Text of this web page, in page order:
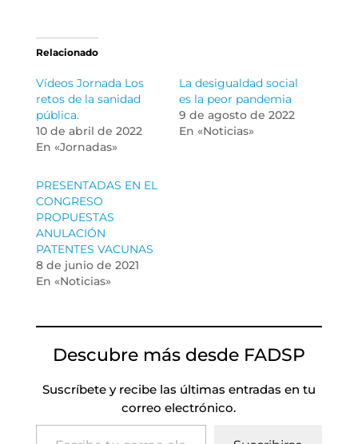
Relacionado
Vídeos Jornada Los
retos de la sanidad
pública.
10 de abril de 2022
En «Jornadas»
La desigualdad social
es la peor pandemia
9 de agosto de 2022
En «Noticias»
PRESENTADAS EN EL
CONGRESO
PROPUESTAS
ANULACIÓN
PATENTES VACUNAS
8 de junio de 2021
En «Noticias»
Descubre más desde FADSP
Suscríbete y recibe las últimas entradas en tu
correo electrónico.
Escribe tu correo electrónico…